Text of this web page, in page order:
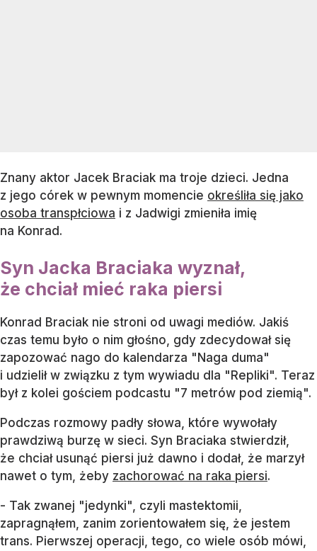
Znany aktor Jacek Braciak ma troje dzieci. Jedna
z jego córek w pewnym momencie określiła się jako
osoba transpłciowa i z Jadwigi zmieniła imię
na Konrad.
Syn Jacka Braciaka wyznał,
że chciał mieć raka piersi
Konrad Braciak nie stroni od uwagi mediów. Jakiś
czas temu było o nim głośno, gdy zdecydował się
zapozować nago do kalendarza "Naga duma"
i udzielił w związku z tym wywiadu dla "Repliki". Teraz
był z kolei gościem podcastu "7 metrów pod ziemią".
Podczas rozmowy padły słowa, które wywołały
prawdziwą burzę w sieci. Syn Braciaka stwierdził,
że chciał usunąć piersi już dawno i dodał, że marzył
nawet o tym, żeby zachorować na raka piersi.
- Tak zwanej "jedynki", czyli mastektomii,
zapragnąłem, zanim zorientowałem się, że jestem
trans. Pierwszej operacji, tego, co wiele osób mówi,